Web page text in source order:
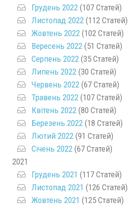
Грудень 2022 (107 Статей)
Листопад 2022 (112 Статей)
Жовтень 2022 (102 Статей)
Вересень 2022 (51 Статей)
Серпень 2022 (35 Статей)
Липень 2022 (30 Статей)
Червень 2022 (67 Статей)
Травень 2022 (107 Статей)
Квітень 2022 (80 Статей)
Березень 2022 (18 Статей)
Лютий 2022 (91 Статей)
Січень 2022 (67 Статей)
2021
Грудень 2021 (117 Статей)
Листопад 2021 (126 Статей)
Жовтень 2021 (125 Статей)